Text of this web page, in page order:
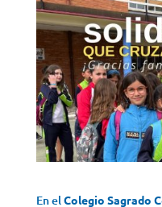
En elColegio Sagrado